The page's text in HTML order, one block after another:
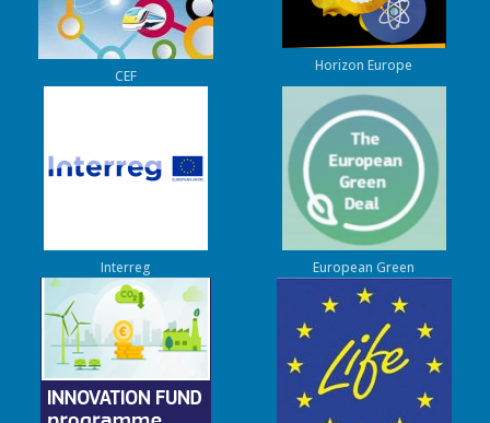
CEF
Horizon Europe
Interreg European Green